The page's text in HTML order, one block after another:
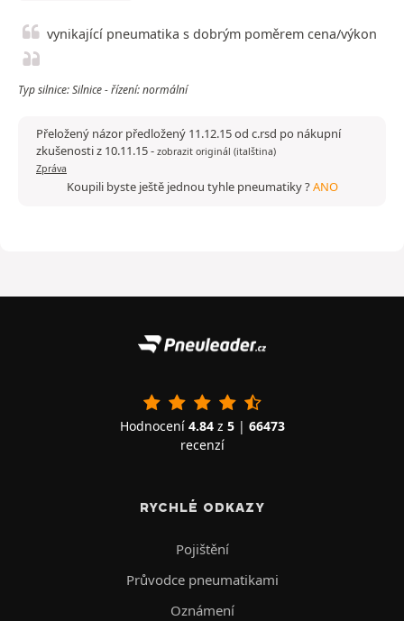
vynikající pneumatika s dobrým poměrem cena/výkon
Typ silnice: Silnice - řízení: normální
Přeložený názor předložený 11.12.15 od c.rsd po nákupní
zkušenosti z 10.11.15- zobrazit originál (italština)
Zpráva
Koupili byste ještě jednou tyhle pneumatiky ?ANO
Hodnocení 4.84z 5| 66473
recenzí
RYCHLÉ ODKAZY
Pojištění
Průvodce pneumatikami
Oznámení